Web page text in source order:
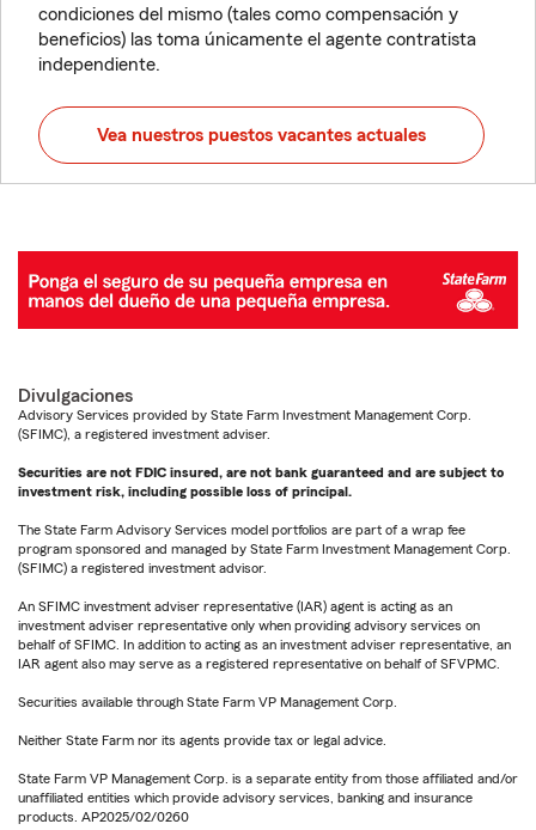
condiciones del mismo (tales como compensación y
beneficios) las toma únicamente el agente contratista
independiente.
Vea nuestros puestos vacantes actuales
Divulgaciones
Advisory Services provided by State Farm Investment Management Corp.
(SFIMC), a registered investment adviser.
Securities are not FDIC insured, are not bank guaranteed and are subject to
investment risk, including possible loss of principal.
The State Farm Advisory Services model portfolios are part of a wrap fee
program sponsored and managed by State Farm Investment Management Corp.
(SFIMC) a registered investment advisor.
An SFIMC investment adviser representative (IAR) agent is acting as an
investment adviser representative only when providing advisory services on
behalf of SFIMC. In addition to acting as an investment adviser representative, an
IAR agent also may serve as a registered representative on behalf of SFVPMC.
Securities available through State Farm VP Management Corp.
Neither State Farm nor its agents provide tax or legal advice.
State Farm VP Management Corp. is a separate entity from those affiliated and/or
unaffiliated entities which provide advisory services, banking and insurance
products. AP2025/02/0260